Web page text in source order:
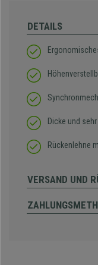
DETAILS
Dicke und
Rückenlehne
VERSAND UND